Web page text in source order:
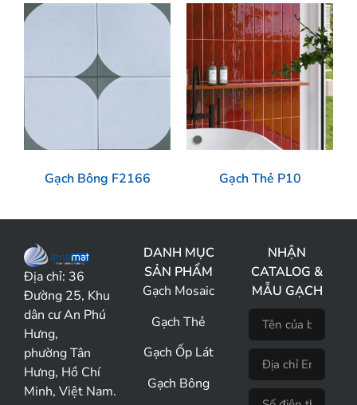
Gạch Bông F2166 Gạch Thẻ P10
Địa chỉ: 36
Đường 25, Khu
dân cư An Phú
Hưng,
phường Tân
Hưng, Hồ Chí
Minh, Việt Nam.
DANH MỤC
SẢN PHẨM
Gạch Mosaic
Gạch Thẻ
Gạch Ốp Lát
Gạch Bông
NHẬN
CATALOG &
MẪU GẠCH